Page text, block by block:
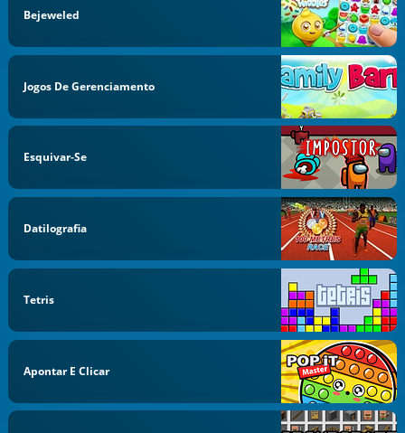
Bejeweled
Jogos De Gerenciamento
Esquivar-Se
Datilografia
Tetris
Apontar E Clicar